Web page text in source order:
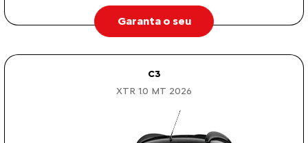
Garanta o seu
C3
XTR 1.0 MT 2026